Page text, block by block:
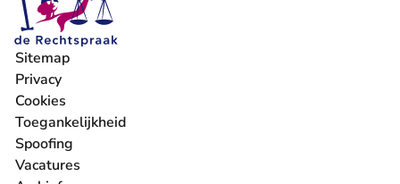
Sitemap
Privacy
Cookies
Toegankelijkheid
Spoofing
Vacatures
- U verlaat Rechtspraak.nl